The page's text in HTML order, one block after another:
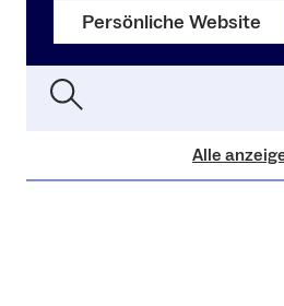
Persönliche Website
Alle